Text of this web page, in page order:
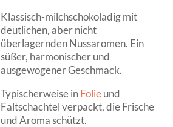
Klassisch-milchschokoladig mit
deutlichen, aber nicht
überlagernden Nussaromen. Ein
süßer, harmonischer und
ausgewogener Geschmack.
Typischerweise inFolieund
Faltschachtel verpackt, die Frische
und Aroma schützt.